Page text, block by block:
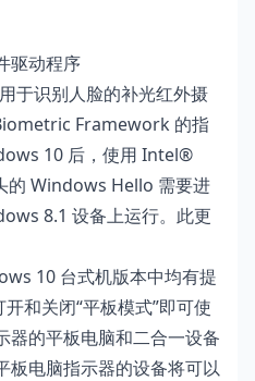
驱动程序
于识别人脸的补光红外摄
Framework 的指
10 后，使用 Intel®
的 Windows Hello 需要进
8.1 设备上运行。此更
10 台式机版本中均有提
和关闭“平板模式”即可使
器的平板电脑和二合一设备
板电脑指示器的设备将可以